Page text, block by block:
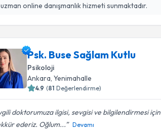
online danışmanlık hizmeti sunmaktadır.
Psk. Buse Sağlam Kutlu
Psikoloji
Ankara , Yenimahalle
4.9 (81 Değerlendirme)
doktorumuza ilgisi, sevgisi ve bilgilendirmesi için
ederiz. Oğlum...
Devamı